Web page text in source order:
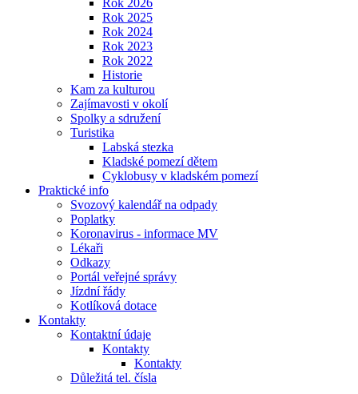
Rok 2026
Rok 2025
Rok 2024
Rok 2023
Rok 2022
Historie
Kam za kulturou
Zajímavosti v okolí
Spolky a sdružení
Turistika
Labská stezka
Kladské pomezí dětem
Cyklobusy v kladském pomezí
Praktické info
Svozový kalendář na odpady
Poplatky
Koronavirus - informace MV
Lékaři
Odkazy
Portál veřejné správy
Jízdní řády
Kotlíková dotace
Kontakty
Kontaktní údaje
Kontakty
Kontakty
Důležitá tel. čísla